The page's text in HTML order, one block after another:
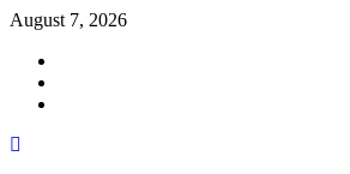
Skip
content
August 7, 2026